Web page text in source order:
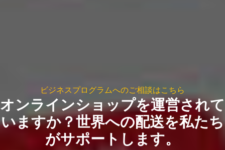
ビジネスプログラムへのご相談はこちら
オンラインショップを運営されて
いますか？世界への配送を私たち
がサポートします。